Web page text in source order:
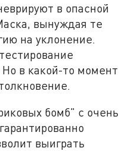
в опасной
вынуждая те
на уклонение.
в какой-то момент
бомб" с очень
выиграть